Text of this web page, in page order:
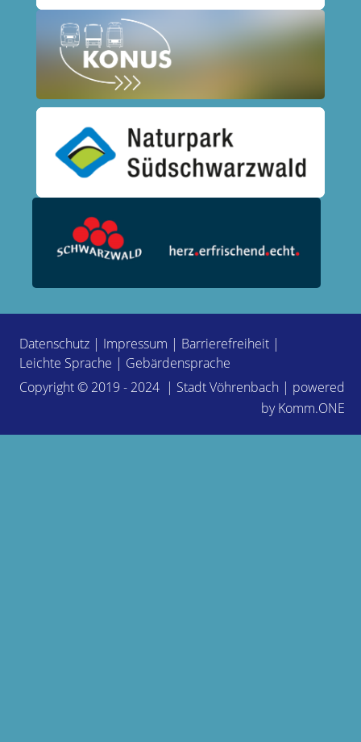
Datenschutz | Impressum | Barrierefreiheit |
Leichte Sprache | Gebärdensprache
Copyright © 2019 - 2024 | Stadt Vöhrenbach | powered
byKomm.ONE